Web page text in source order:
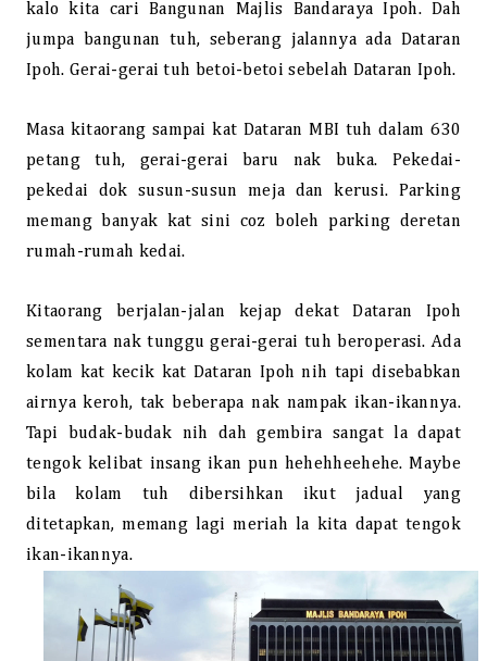
kalo kita cari Bangunan Majlis Bandaraya Ipoh. Dah
jumpa bangunan tuh, seberang jalannya ada Dataran
Ipoh. Gerai-gerai tuh betoi-betoi sebelah Dataran Ipoh.
Masa kitaorang sampai kat Dataran MBI tuh dalam 630
petang tuh, gerai-gerai baru nak buka. Pekedai-
pekedai dok susun-susun meja dan kerusi. Parking
memang banyak kat sini coz boleh parking deretan
rumah-rumah kedai.
Kitaorang berjalan-jalan kejap dekat Dataran Ipoh
sementara nak tunggu gerai-gerai tuh beroperasi. Ada
kolam kat kecik kat Dataran Ipoh nih tapi disebabkan
airnya keroh, tak beberapa nak nampak ikan-ikannya.
Tapi budak-budak nih dah gembira sangat la dapat
tengok kelibat insang ikan pun hehehheehehe. Maybe
bila kolam tuh dibersihkan ikut jadual yang
ditetapkan, memang lagi meriah la kita dapat tengok
ikan-ikannya.